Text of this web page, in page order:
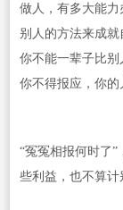
做人，有多大能
别人的方法来成
你不能一辈子比
你不得报应，你的
“冤冤相报何时了
些利益，也不算计